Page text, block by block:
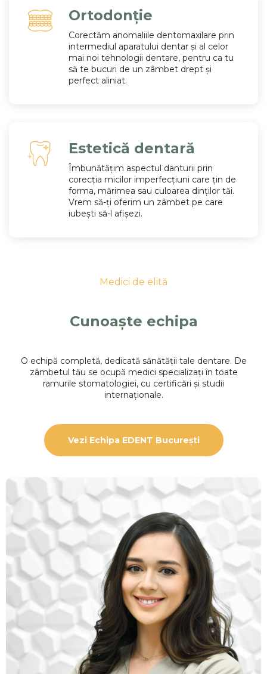
Ortodonție
Corectăm anomaliile dentomaxilare prin
intermediul aparatului dentar și al celor
mai noi tehnologii dentare, pentru ca tu
să te bucuri de un zâmbet drept și
perfect aliniat.
Estetică dentară
Îmbunătățim aspectul danturii prin
corecția micilor imperfecțiuni care țin de
forma, mărimea sau culoarea dinților tăi.
Vrem să-ți oferim un zâmbet pe care
iubești să-l afișezi.
Medici de elită
Cunoaște echipa
O echipă completă, dedicată sănătății tale dentare. De
zâmbetul tău se ocupă medici specializați în toate
ramurile stomatologiei, cu certificări și studii
internaționale.
Vezi Echipa EDENT București